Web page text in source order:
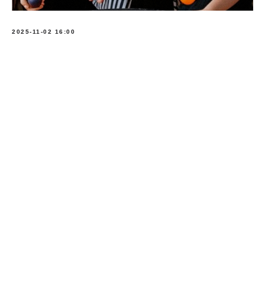
2025-11-02 16:00